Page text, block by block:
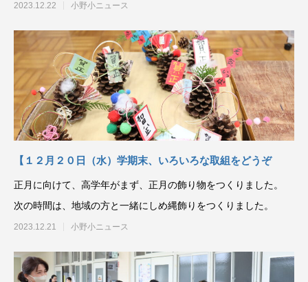
2023.12.22 小野小ニュース
【１２月２０日（水）学期末、いろいろな取組をどうぞ
正月に向けて、高学年がまず、正月の飾り物をつくりました。
次の時間は、地域の方と一緒にしめ縄飾りをつくりました。
2023.12.21 小野小ニュース